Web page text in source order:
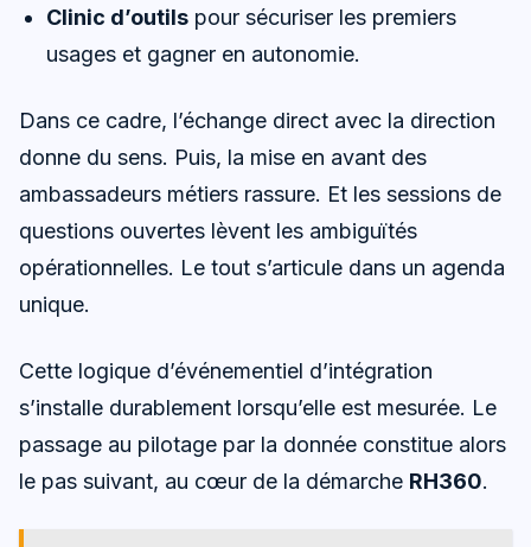
Clinic d’outils pour sécuriser les premiers
usages et gagner en autonomie.
Dans ce cadre, l’échange direct avec la direction
donne du sens. Puis, la mise en avant des
ambassadeurs métiers rassure. Et les sessions de
questions ouvertes lèvent les ambiguïtés
opérationnelles. Le tout s’articule dans un agenda
unique.
Cette logique d’événementiel d’intégration
s’installe durablement lorsqu’elle est mesurée. Le
passage au pilotage par la donnée constitue alors
le pas suivant, au cœur de la démarche RH360.